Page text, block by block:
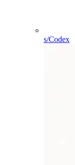
s/Codex